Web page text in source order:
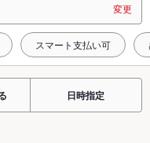
変更
スマート支払い可
日時指定